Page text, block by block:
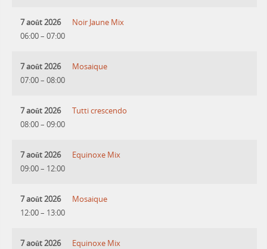
7 août 2026
06:00– 07:00
Noir Jaune Mix
7 août 2026
07:00– 08:00
Mosaique
7 août 2026
08:00– 09:00
Tutti crescendo
7 août 2026
09:00– 12:00
Equinoxe Mix
7 août 2026
12:00– 13:00
Mosaique
7 août 2026
Equinoxe Mix